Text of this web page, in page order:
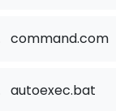
command.com
autoexec.bat